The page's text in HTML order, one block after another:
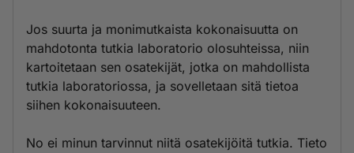
Jos suurta ja monimutkaista kokonaisuutta on
mahdotonta tutkia laboratorio olosuhteissa, niin
kartoitetaan sen osatekijät, jotka on mahdollista
tutkia laboratoriossa, ja sovelletaan sitä tietoa
siihen kokonaisuuteen.
No ei minun tarvinnut niitä osatekijöitä tutkia. Tieto